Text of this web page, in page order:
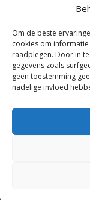
Om de beste
cookies om
raadplegen. Door in
gegevens zoals
geen toestemming
nadelige invloed
Copyright